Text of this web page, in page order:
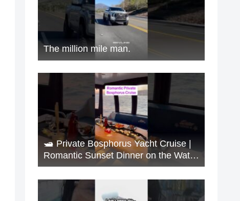
The million mile man.
🛥️ Private Bosphorus Yacht Cruise |
Romantic Sunset Dinner on the Water
🇹🇷✨